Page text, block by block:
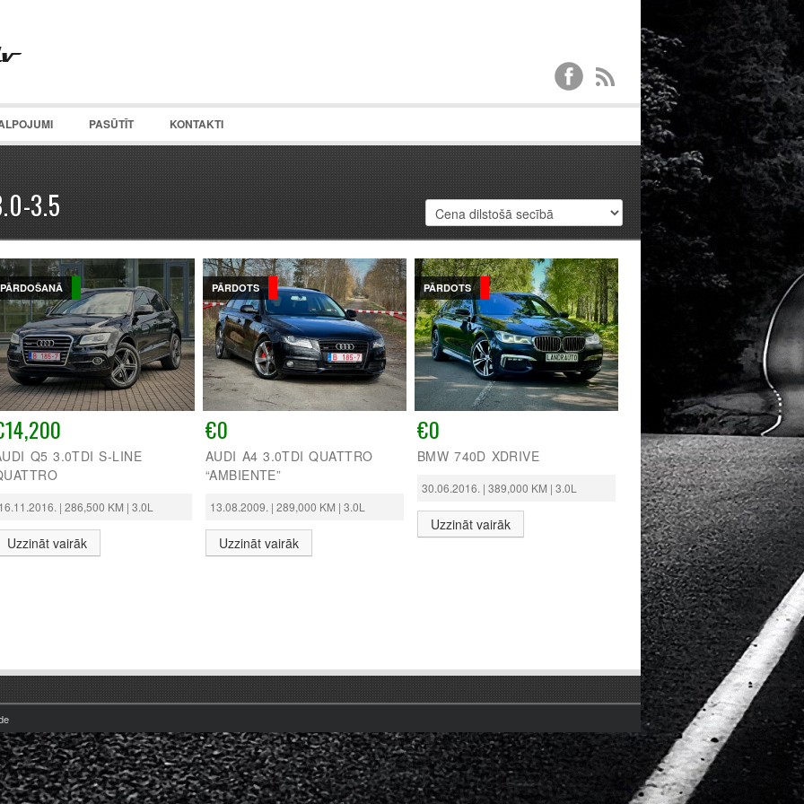
PASŪTĪT KONTAKTI
3.5
PĀRDOŠANĀ
Q5 3.0TDI S-LINE
16.11.2016. | 286,500 KM | 3.0L
Uzzināt vairāk
PĀRDOTS
€0
AUDI A4 3.0TDI QUATTRO
“AMBIENTE”
13.08.2009. | 289,000 KM | 3.0L
Uzzināt vairāk
PĀRDOTS
€0
BMW 740D XDRIVE
30.06.2016. | 389,000 KM | 3.0L
Uzzināt vairāk